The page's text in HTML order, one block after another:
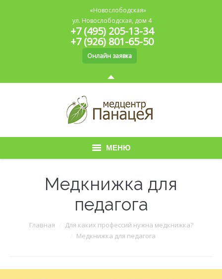
«Новослободская»
ул. Новослободская, дом 4
+7 (495) 205-13-34
+7 (926) 801-65-50
Онлайн заявка
МЕНЮ
Больничные листы
Медкнижка для
педагога
Вы здесь:Главная
Для каких профессий нужна медкнижка?
Медкнижка для педагога